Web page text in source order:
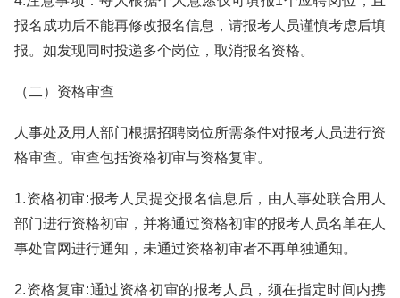
报名成功后不能再修改报名信息，请报考人员谨慎考虑后填
报。如发现同时投递多个岗位，取消报名资格。
（二）资格审查
人事处及用人部门根据招聘岗位所需条件对报考人员进行资
格审查。审查包括资格初审与资格复审。
1.资格初审:报考人员提交报名信息后，由人事处联合用人
部门进行资格初审，并将通过资格初审的报考人员名单在人
事处官网进行通知，未通过资格初审者不再单独通知。
2.资格复审:通过资格初审的报考人员，须在指定时间内携